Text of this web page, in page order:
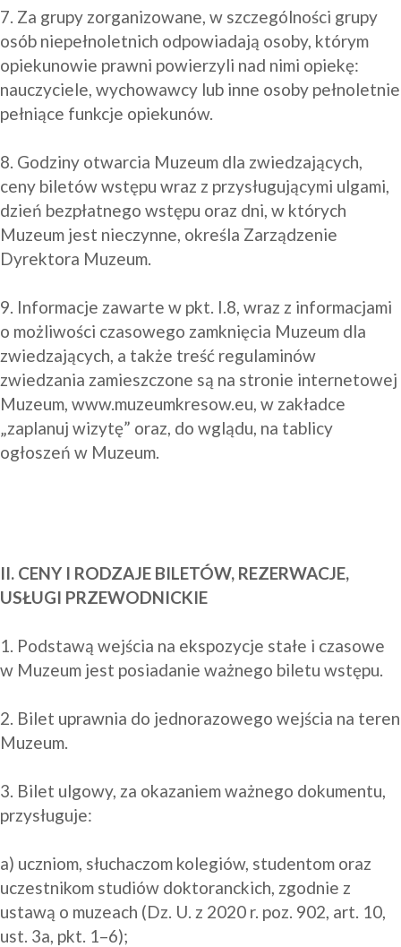
7. Za grupy zorganizowane, w szczególności grupy
osób niepełnoletnich odpowiadają osoby, którym
opiekunowie prawni powierzyli nad nimi opiekę:
nauczyciele, wychowawcy lub inne osoby pełnoletnie
pełniące funkcje opiekunów.
8. Godziny otwarcia Muzeum dla zwiedzających,
ceny biletów wstępu wraz z przysługującymi ulgami,
dzień bezpłatnego wstępu oraz dni, w których
Muzeum jest nieczynne, określa Zarządzenie
Dyrektora Muzeum.
9. Informacje zawarte w pkt. I.8, wraz z informacjami
o możliwości czasowego zamknięcia Muzeum dla
zwiedzających, a także treść regulaminów
zwiedzania zamieszczone są na stronie internetowej
Muzeum, www.muzeumkresow.eu, w zakładce
„zaplanuj wizytę” oraz, do wglądu, na tablicy
ogłoszeń w Muzeum.
II. CENY I RODZAJE BILETÓW, REZERWACJE,
USŁUGI PRZEWODNICKIE
1. Podstawą wejścia na ekspozycje stałe i czasowe
w Muzeum jest posiadanie ważnego biletu wstępu.
2. Bilet uprawnia do jednorazowego wejścia na teren
Muzeum.
3. Bilet ulgowy, za okazaniem ważnego dokumentu,
przysługuje:
a) uczniom, słuchaczom kolegiów, studentom oraz
uczestnikom studiów doktoranckich, zgodnie z
ustawą o muzeach (Dz. U. z 2020 r. poz. 902, art. 10,
ust. 3a, pkt. 1–6);